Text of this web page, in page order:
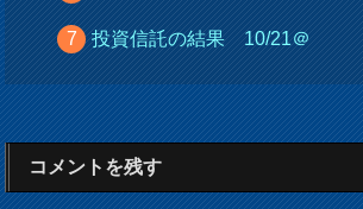
投資信託の結果 10/21＠
コメントを残す